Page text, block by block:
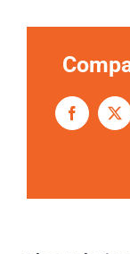
Facebook